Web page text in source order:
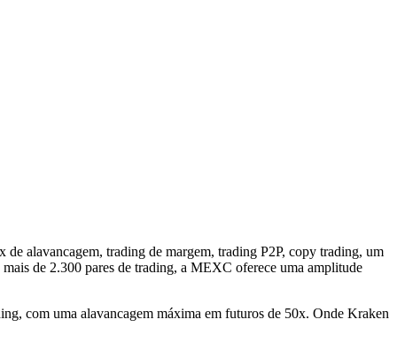
alavancagem, trading de margem, trading P2P, copy trading, um
de 2.300 pares de trading, a MEXC oferece uma amplitude
com uma alavancagem máxima em futuros de 50x. Onde Kraken